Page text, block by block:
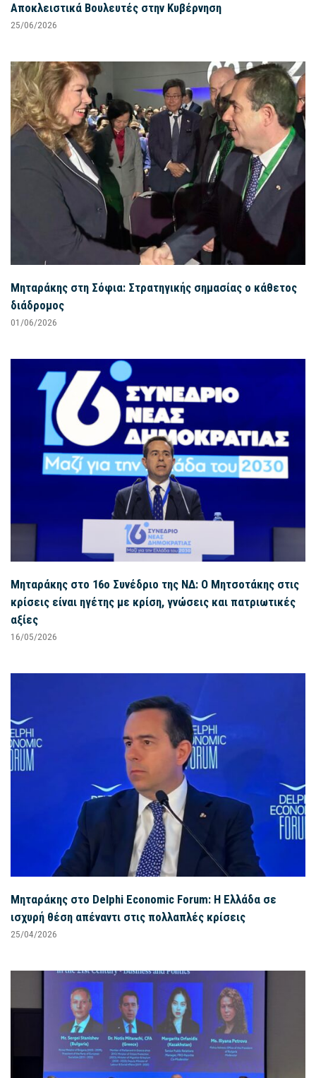
Αποκλειστικά Βουλευτές στην Κυβέρνηση
25/06/2026
Μηταράκης στη Σόφια: Στρατηγικής σημασίας ο κάθετος
διάδρομος
01/06/2026
Μηταράκης στο 16ο Συνέδριο της ΝΔ: Ο Μητσοτάκης στις
κρίσεις είναι ηγέτης με κρίση, γνώσεις και πατριωτικές
αξίες
16/05/2026
Μηταράκης στο Delphi Economic Forum: Η Ελλάδα σε
ισχυρή θέση απέναντι στις πολλαπλές κρίσεις
25/04/2026